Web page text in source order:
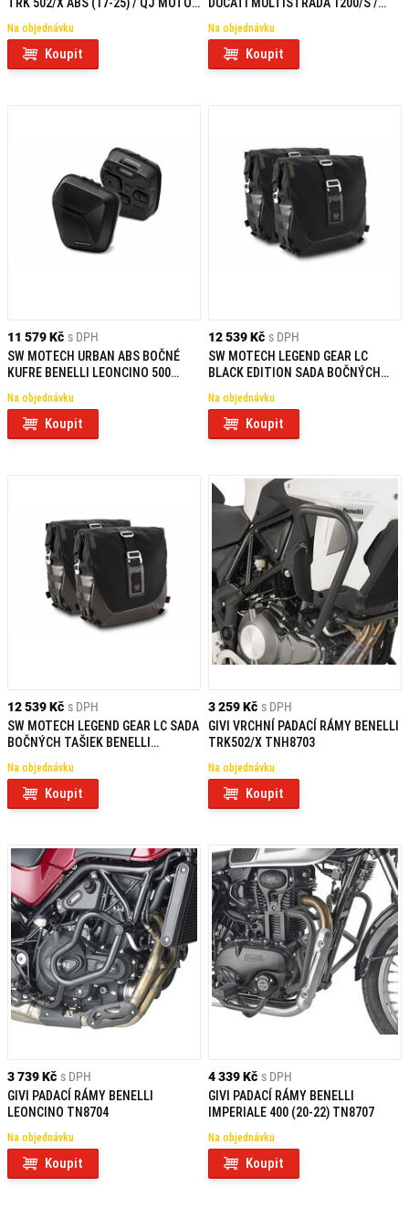
Na objednávku
Koupit
Na objednávku
Koupit
11 579 Kč s DPH
SW MOTECH URBAN ABS BOČNÉ
KUFRE BENELLI LEONCINO 500
Na objednávku
Koupit
12 539 Kč s DPH
SW MOTECH LEGEND GEAR LC
BLACK EDITION SADA BOČNÝCH
(17-) / 500 TRAIL (18-)
Na objednávku
Koupit
12 539 Kč s DPH
SW MOTECH LEGEND GEAR LC SADA
BOČNÝCH TAŠIEK BENELLI
(18-)
Na objednávku
Koupit
3 259 Kč s DPH
GIVI VRCHNÍ PADACÍ RÁMY BENELLI
TRK502/X TNH8703
Na objednávku
Koupit
3 739 Kč s DPH
GIVI PADACÍ RÁMY BENELLI
LEONCINO TN8704
Na objednávku
Koupit
4 339 Kč s DPH
GIVI PADACÍ RÁMY BENELLI
IMPERIALE 400 (20-22) TN8707
Na objednávku
Koupit